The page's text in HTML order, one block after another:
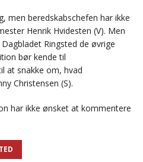
men beredskabschefen har ikke
Henrik Hvidesten (V). Men
Ringsted de øvrige
bør kende til
at snakke om, hvad
Christensen (S).
har ikke ønsket at kommentere